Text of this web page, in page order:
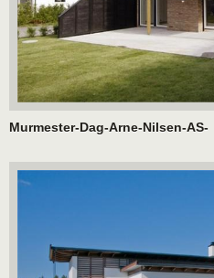
Murmester-Dag-Arne-Nilsen-AS-